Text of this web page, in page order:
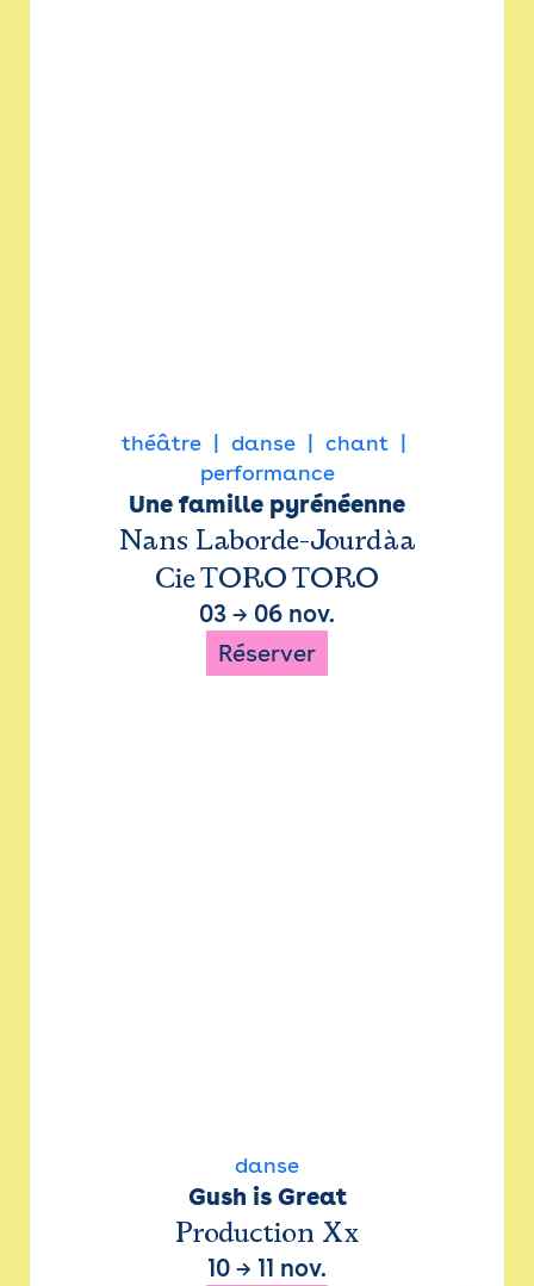
théâtre danse
chant
performance
Une famille pyrénéenne
Nans Laborde-Jourdàa
Cie TORO TORO
03 → 06 nov.
Réserver
danse
Gush is Great
Production Xx
10 → 11 nov.